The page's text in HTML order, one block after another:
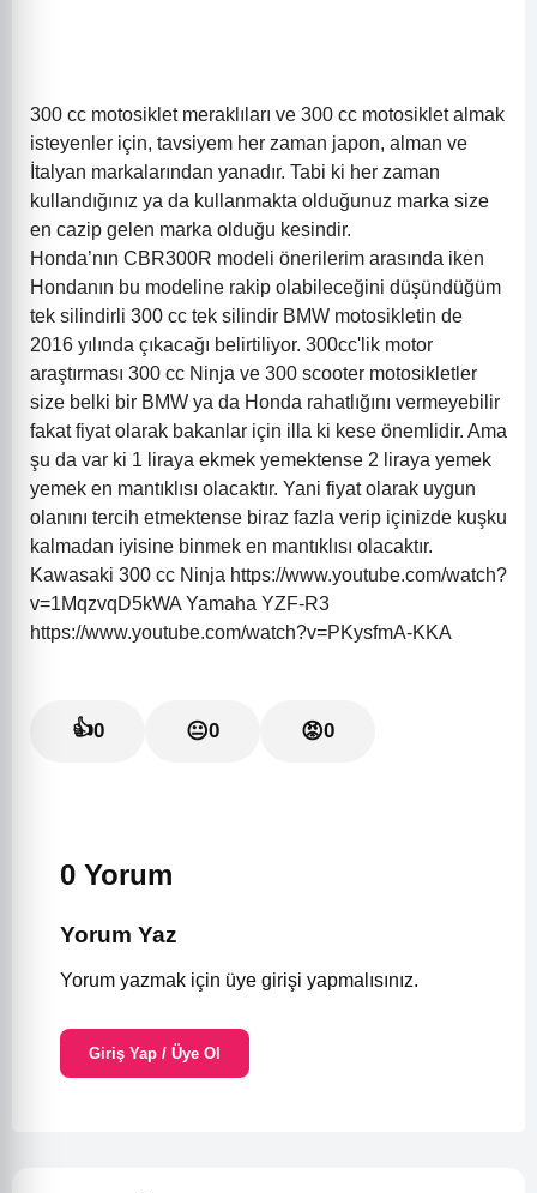
300 cc motosiklet meraklıları ve 300 cc motosiklet almak
isteyenler için, tavsiyem her zaman japon, alman ve
İtalyan markalarından yanadır. Tabi ki her zaman
kullandığınız ya da kullanmakta olduğunuz marka size
en cazip gelen marka olduğu kesindir.
Honda’nın CBR300R modeli önerilerim arasında iken
Hondanın bu modeline rakip olabileceğini düşündüğüm
tek silindirli 300 cc tek silindir BMW motosikletin de
2016 yılında çıkacağı belirtiliyor. 300cc'lik motor
araştırması 300 cc Ninja ve 300 scooter motosikletler
size belki bir BMW ya da Honda rahatlığını vermeyebilir
fakat fiyat olarak bakanlar için illa ki kese önemlidir. Ama
şu da var ki 1 liraya ekmek yemektense 2 liraya yemek
yemek en mantıklısı olacaktır. Yani fiyat olarak uygun
olanını tercih etmektense biraz fazla verip içinizde kuşku
kalmadan iyisine binmek en mantıklısı olacaktır.
Kawasaki 300 cc Ninja https://www.youtube.com/watch?
v=1MqzvqD5kWA Yamaha YZF-R3
https://www.youtube.com/watch?v=PKysfmA-KKA
👍0 😐0 😡0
0 Yorum
Yorum Yaz
Yorum yazmak için üye girişi yapmalısınız.
Giriş Yap / Üye Ol